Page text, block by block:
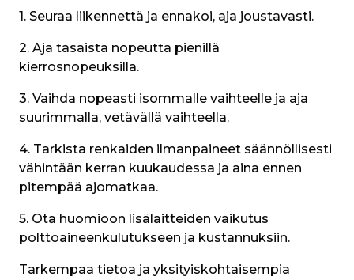
1. Seuraa liikennettä ja ennakoi, aja joustavasti.
2. Aja tasaista nopeutta pienillä
kierrosnopeuksilla.
3. Vaihda nopeasti isommalle vaihteelle ja aja
suurimmalla, vetävällä vaihteella.
4. Tarkista renkaiden ilmanpaineet säännöllisesti
vähintään kerran kuukaudessa ja aina ennen
pitempää ajomatkaa.
5. Ota huomioon lisälaitteiden vaikutus
polttoaineenkulutukseen ja kustannuksiin.
Tarkempaa tietoa ja yksityiskohtaisempia